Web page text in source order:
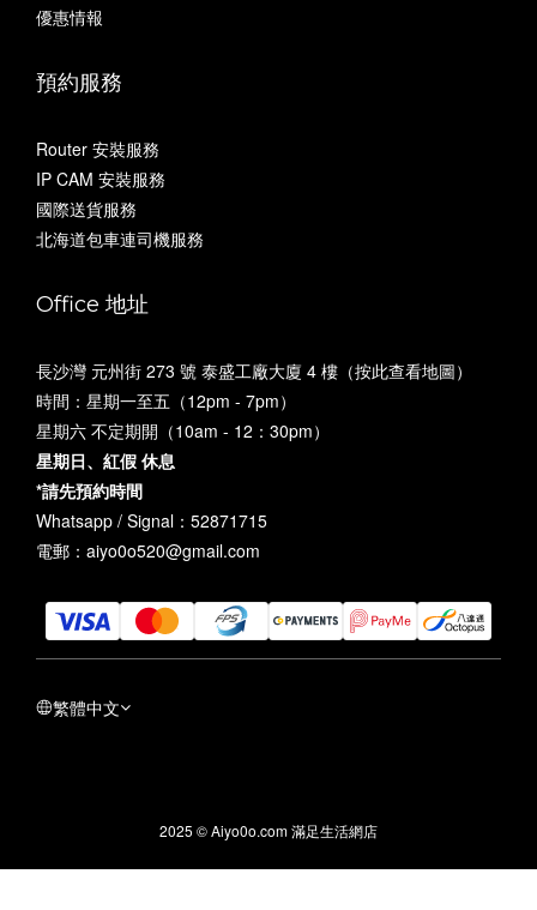
優惠情報
預約服務
Router 安裝服務
IP CAM 安裝服務
國際送貨服務
北海道包車連司機服務
Office 地址
長沙灣 元州街 273 號 泰盛工廠大廈 4 樓（按此查看地圖）
時間：星期一至五（12pm - 7pm）
星期六 不定期開（10am - 12：30pm）
星期日、紅假 休息
*請先預約時間
Whatsapp / Signal：52871715
電郵：aiyo0o520@gmail.com
繁體中文
2025 © Aiyo0o.com 滿足生活網店